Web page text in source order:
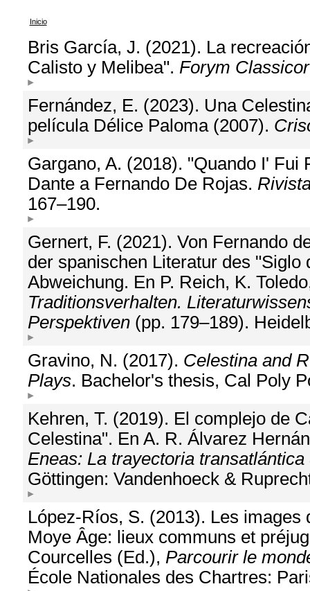
Inicio
Bris García, J. (2021). La
Calisto y Melibea". Forym
Fernández, E. (2023). Una
película Délice Paloma (2007).
Gargano, A. (2018). "Quando I'
Dante a Fernando De Rojas.
167–190.
Gernert, F. (2021). Von Fernando
der spanischen Literatur des
Abweichung. En P. Reich, K.
Traditionsverhalten.
Perspektiven(pp. 179–189).
Gravino, N. (2017). Celestina and
Plays. Bachelor's thesis, Cal Poly
Kehren, T. (2019). El complejo de
Celestina". En A. R. Álvarez
Eneas: La trayectoria
Göttingen: Vandenhoeck &
López-Ríos, S. (2013). Les
Moye Âge: lieux communs et
Courcelles (Ed.), Parcourir le
École Nationales des Chartres: